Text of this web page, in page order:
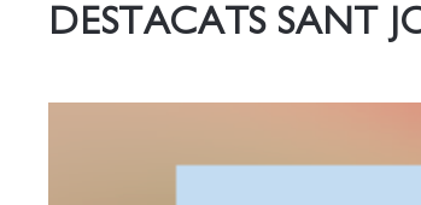
DESTACATS SANT